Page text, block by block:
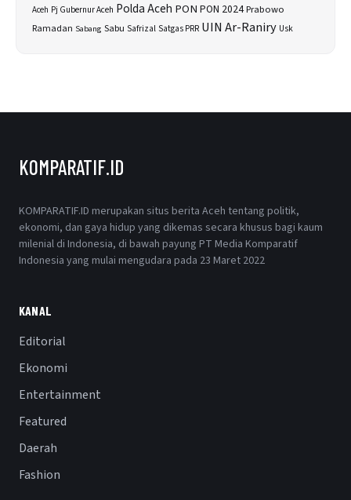
Aceh Pj Gubernur Aceh Polda Aceh PON PON 2024Prabowo
Ramadan Sabang Sabu SafrizalSatgas PRR UIN Ar-Raniry Usk
KOMPARATIF.ID
KOMPARATIF.ID merupakan situs berita Aceh tentang politik,
ekonomi, dan gaya hidup yang dikemas secara khusus bagi kaum
milenial di Indonesia, di bawah payung PT Media Komparatif
Indonesia yang mulai mengudara pada 23 Maret 2022
KANAL
Editorial
Ekonomi
Entertainment
Featured
Daerah
Fashion